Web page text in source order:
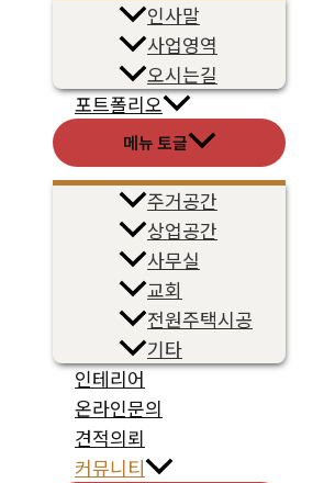
인사말
사업영역
오시는길
포트폴리오
메뉴 토글
주거공간
상업공간
사무실
교회
전원주택시공
기타
인테리어
온라인문의
견적의뢰
커뮤니티